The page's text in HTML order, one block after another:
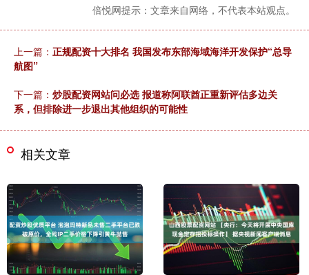
倍悦网提示：文章来自网络，不代表本站观点。
上一篇： 正规配资十大排名 我国发布东部海域海洋开发保护“总导
航图”
下一篇： 炒股配资网站问必选 报道称阿联酋正重新评估多边关
系，但排除进一步退出其他组织的可能性
相关文章